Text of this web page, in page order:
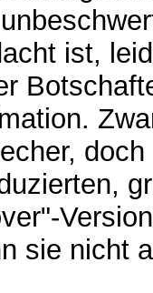
ist,
sie nicht